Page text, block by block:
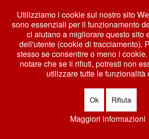
Utilizziamo i cookie sul nostro sito
sono essenziali per il funzionamento
ci aiutano a migliorare questo sito
dell'utente (cookie di tracciamento).
stesso se consentire o meno i
notare che se li rifiuti, potresti non
utilizzare tutte le funzionalità
Ok Rifiuta
Maggiori informazioni